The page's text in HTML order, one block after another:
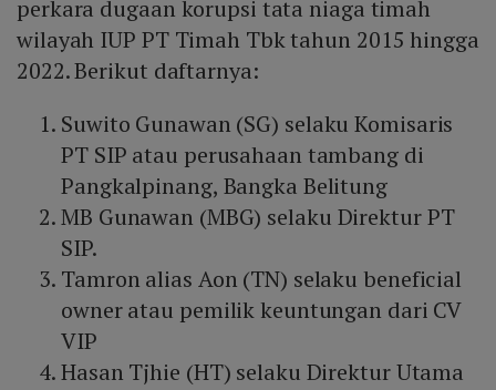
perkara dugaan korupsi tata niaga timah
wilayah IUP PT Timah Tbk tahun 2015 hingga
2022. Berikut daftarnya:
Suwito Gunawan (SG) selaku Komisaris
PT SIP atau perusahaan tambang di
Pangkalpinang, Bangka Belitung
MB Gunawan (MBG) selaku Direktur PT
SIP.
Tamron alias Aon (TN) selaku beneficial
owner atau pemilik keuntungan dari CV
VIP
Hasan Tjhie (HT) selaku Direktur Utama